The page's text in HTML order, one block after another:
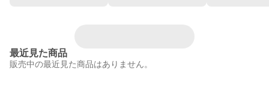
最近見た商品
販売中の最近見た商品はありません。